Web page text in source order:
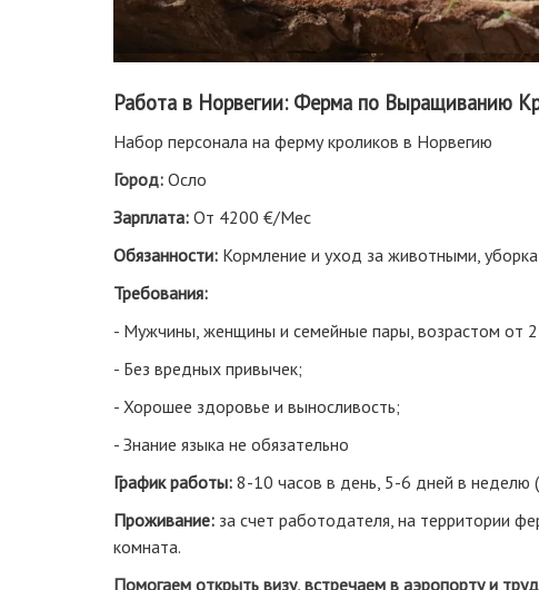
Работа в Норвегии: Ферма по Выращиванию
Набор персонала на ферму кроликов в Норвегию
Город: Осло
Зарплата: От 4200 €/Мес
Обязанности: Кормление и уход за животными,
Требования:
- Мужчины, женщины и семейные пары, возрастом от
- Без вредных привычек;
- Хорошее здоровье и выносливость;
- Знание языка не обязательно
График работы: 8-10 часов в день, 5-6 дней в неделю
Проживание: за счет работодателя, на территории
комната.
Помогаем открыть визу, встречаем в аэропорту и